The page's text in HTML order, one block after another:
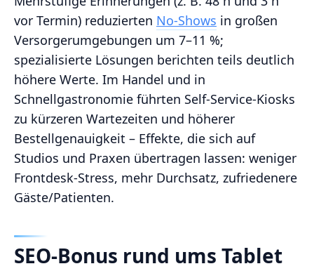
vor Termin) reduzierten No‑Shows in großen
Versorgerumgebungen um 7–11 %;
spezialisierte Lösungen berichten teils deutlich
höhere Werte. Im Handel und in
Schnellgastronomie führten Self‑Service‑Kiosks
zu kürzeren Wartezeiten und höherer
Bestellgenauigkeit – Effekte, die sich auf
Studios und Praxen übertragen lassen: weniger
Frontdesk‑Stress, mehr Durchsatz, zufriedenere
Gäste/Patienten.
SEO‑Bonus rund ums Tablet